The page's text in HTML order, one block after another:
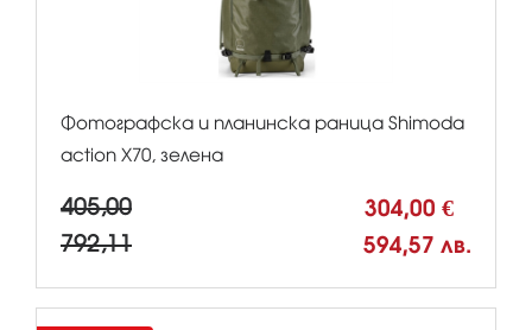
Фотографска и планинска раница Shimoda
action X70, зелена
405,00 304,00 €
792,11 594,57 лв.